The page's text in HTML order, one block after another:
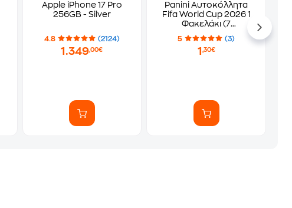
Apple iPhone 17 Pro
256GB - Silver
4.8 (2124)
1.349,00€
Panini Αυτοκόλλητα
Fifa World Cup 2026 1
Φακελάκι (7
Αυτοκόλλητα)
5 (3)
1 ,30€